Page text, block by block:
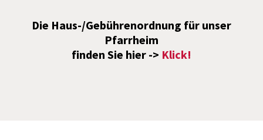
Die Haus-/Gebührenordnung für unser
Pfarrheim
finden Sie hier -> Klick!